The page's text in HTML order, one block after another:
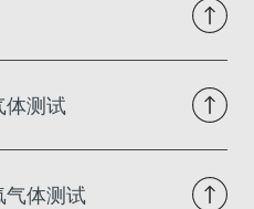
体测试
气体测试